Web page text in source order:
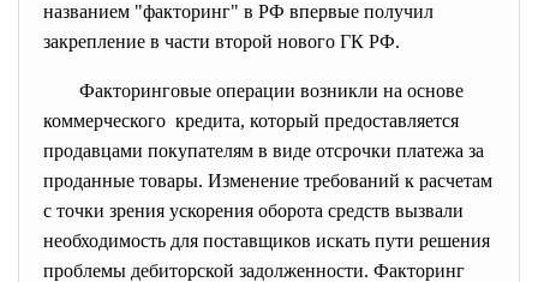
названием "факторинг" в РФ впервые получил
закрепление в части второй нового ГК РФ.
Факторинговые операции возникли на основе
коммерческого кредита, который предоставляется
продавцами покупателям в виде отсрочки платежа за
проданные товары. Изменение требований к расчетам
с точки зрения ускорения оборота средств вызвали
необходимость для поставщиков искать пути решения
проблемы дебиторской задолженности. Факторинг